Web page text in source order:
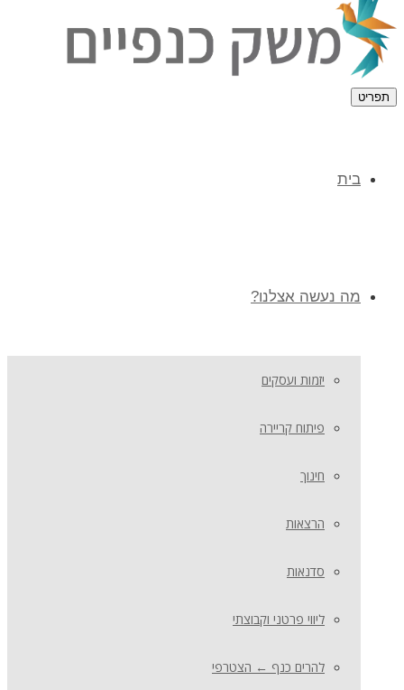
תפריט
בית
מה נעשה אצלנו?
יזמות ועסקים
פיתוח קריירה
חינוך
הרצאות
סדנאות
ליווי פרטני וקבוצתי
להרים כנף ← הצטרפי